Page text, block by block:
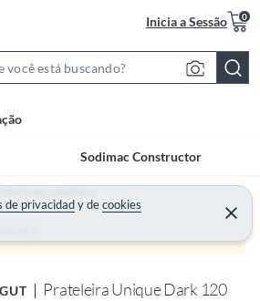
Inicia a Sessão 0
S
c
h
B
r
Sodimac Constructor
de privacidadydecookies
para Banheiro
:(
Prateleira Unique Dark 120